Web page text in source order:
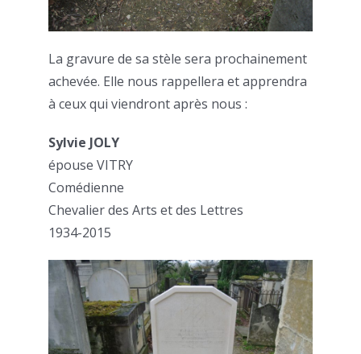
La gravure de sa stèle sera prochainement
achevée. Elle nous rappellera et apprendra
à ceux qui viendront après nous :
Sylvie JOLY
épouse VITRY
Comédienne
Chevalier des Arts et des Lettres
1934-2015